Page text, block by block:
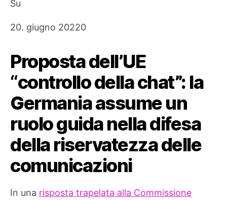
Su
20. giugno 20220
Proposta dell’UE
“controllo della chat”: la
Germania assume un
ruolo guida nella difesa
della riservatezza delle
comunicazioni
In una risposta trapelata alla Commissione